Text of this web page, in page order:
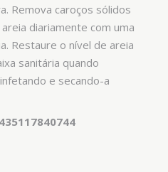
Remova caroços sólidos
diariamente com uma
Restaure o nível de areia
sanitária quando
e secando-a